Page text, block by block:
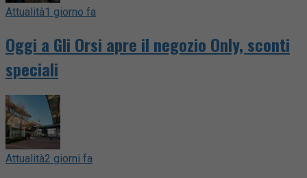
Attualità1 giorno fa
Oggi a Gli Orsi apre il negozio Only, sconti
speciali
Attualità2 giorni fa